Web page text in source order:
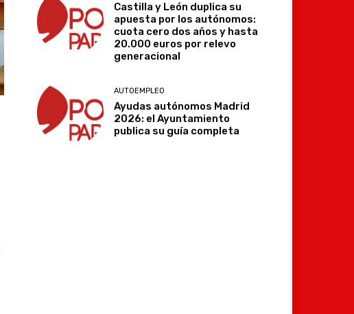
Castilla y León duplica su
apuesta por los autónomos:
cuota cero dos años y hasta
20.000 euros por relevo
generacional
AUTOEMPLEO
Ayudas autónomos Madrid
2026: el Ayuntamiento
publica su guía completa